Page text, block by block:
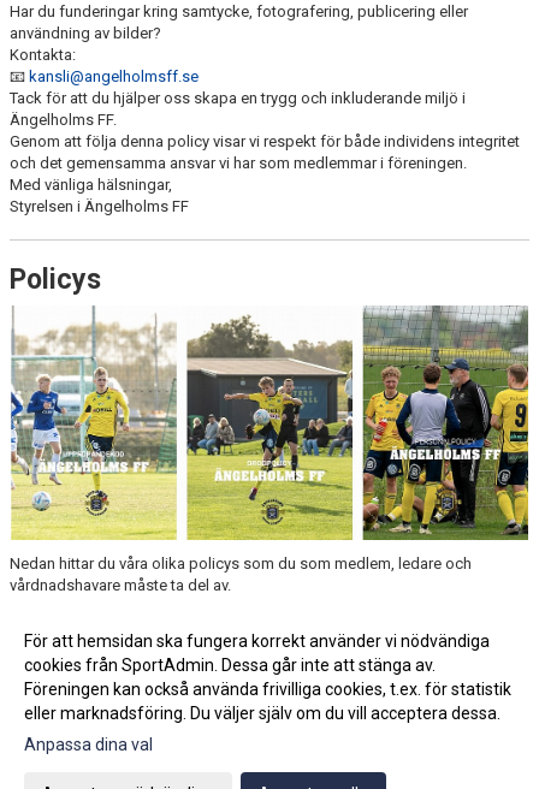
Har du funderingar kring samtycke, fotografering, publicering eller
användning av bilder?
Kontakta:
📧 kansli@angelholmsff.se
Tack för att du hjälper oss skapa en trygg och inkluderande miljö i
Ängelholms FF.
Genom att följa denna policy visar vi respekt för både individens integritet
och det gemensamma ansvar vi har som medlemmar i föreningen.
Med vänliga hälsningar,
Styrelsen i Ängelholms FF
Policys
Nedan hittar du våra olika policys som du som medlem, ledare och
vårdnadshavare måste ta del av.
Drogpolicy
Personalpolicy
Miljö-och klimatpolicy
Gå till Webbversion
För att hemsidan ska fungera korrekt använder vi nödvändiga
cookies från SportAdmin. Dessa går inte att stänga av.
Föreningen kan också använda frivilliga cookies, t.ex. för statistik
eller marknadsföring. Du väljer själv om du vill acceptera dessa.
Anpassa dina val